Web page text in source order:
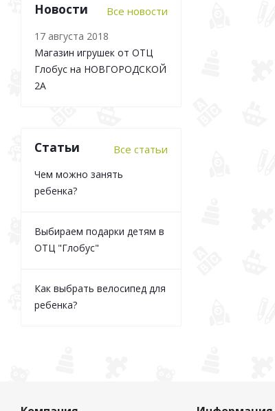
Новости Все новости
17 августа 2018
Магазин игрушек от ОТЦ
Глобус на НОВГОРОДСКОЙ
2А
Статьи Все статьи
Чем можно занять
ребенка?
Выбираем подарки детям в
ОТЦ "Глобус"
Как выбрать велосипед для
ребенка?